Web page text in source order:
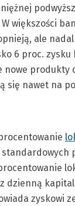
większości
ale
6 proc. zysku
nowe produkty
się nawet na
dzienną
zyskowi